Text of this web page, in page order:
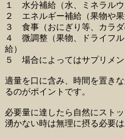
１ 水分補給（水、ミネラルウ
２ エネルギー補給（果物や果
３ 食事（おにぎり等、カラダ
４ 微調整（果物、ドライフ
給）
５ 場合によってはサプリメン
適量を口に含み、時間を置き
るのがポイントです。
必要量に達したら自然にスト
湧かない時は無理に摂る必要は